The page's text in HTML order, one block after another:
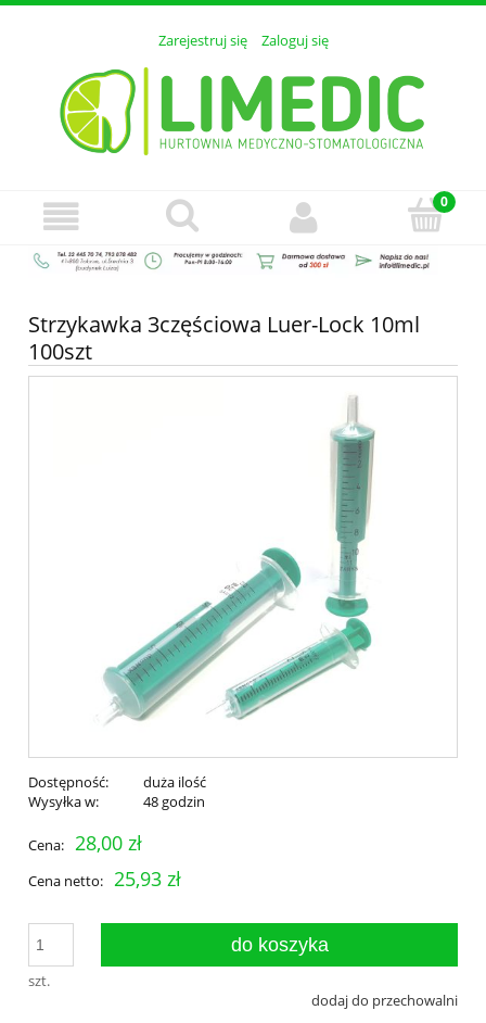
Zarejestruj się Zaloguj się
Strzykawka 3częściowa Luer-Lock 10ml
100szt
Dostępność:
duża ilość
Wysyłka w:
48 godzin
Cena: 28,00 zł
Cena netto: 25,93 zł
szt.
do koszyka
dodaj do przechowalni